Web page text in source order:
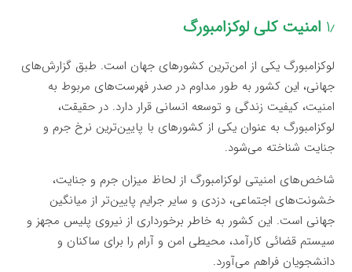
۱٫ امنیت کلی لوکزامبورگ
لوکزامبورگ یکی از امن‌ترین کشورهای جهان است. طبق گزارش‌های
جهانی، این کشور به طور مداوم در صدر فهرست‌های مربوط به
امنیت، کیفیت زندگی و توسعه انسانی قرار دارد. در حقیقت،
لوکزامبورگ به عنوان یکی از کشورهای با پایین‌ترین نرخ جرم و
جنایت شناخته می‌شود.
شاخص‌های امنیتی لوکزامبورگ از لحاظ میزان جرم و جنایت،
خشونت‌های اجتماعی، دزدی و سایر جرایم پایین‌تر از میانگین
جهانی است. این کشور به خاطر برخورداری از نیروی پلیس مجهز و
سیستم قضائی کارآمد، محیطی امن و آرام را برای ساکنان و
دانشجویان فراهم می‌آورد.